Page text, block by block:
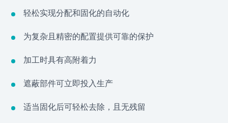
轻松实现分配和固化的自动化
为复杂且精密的配置提供可靠的保护
加工时具有高附着力
遮蔽部件可立即投入生产
适当固化后可轻松去除，且无残留